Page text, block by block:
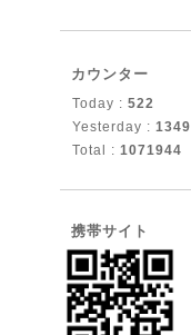
カウンター
Today : 522
Yesterday : 1349
Total : 1071944
携帯サイト